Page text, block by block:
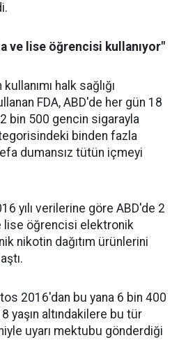
ve lise öğrencisi kullanıyor"
halk sağlığı
FDA, ABD'de her gün 18
2 bin 500 gencin sigarayla
binden fazla
dumansız tütün içmeyi
yılı verilerine göre ABD'de 2
lise öğrencisi elektronik
nikotin dağıtım ürünlerini
2016'dan bu yana 6 bin 400
yaşın altındakilere bu tür
uyarı mektubu gönderdiği